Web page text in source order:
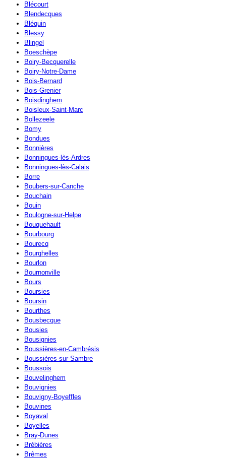
Blécourt
Blendecques
Bléquin
Blessy
Blingel
Boeschèpe
Boiry-Becquerelle
Boiry-Notre-Dame
Bois-Bernard
Bois-Grenier
Boisdinghem
Boisleux-Saint-Marc
Bollezeele
Bomy
Bondues
Bonnières
Bonningues-lès-Ardres
Bonningues-lès-Calais
Borre
Boubers-sur-Canche
Bouchain
Bouin
Boulogne-sur-Helpe
Bouquehault
Bourbourg
Bourecq
Bourghelles
Bourlon
Bournonville
Bours
Boursies
Boursin
Bourthes
Bousbecque
Bousies
Bousignies
Boussières-en-Cambrésis
Boussières-sur-Sambre
Boussois
Bouvelinghem
Bouvignies
Bouvigny-Boyeffles
Bouvines
Boyaval
Boyelles
Bray-Dunes
Brébières
Brêmes